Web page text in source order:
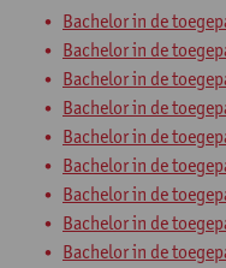
Bachelor in de
Bachelor in de
Bachelor in de
Bachelor in de
Bachelor in de
Bachelor in de
Bachelor in de
Bachelor in de
Bachelor in de